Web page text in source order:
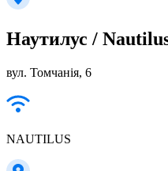
Наутилус /
вул. Томчанія, 6
NAUTILUS